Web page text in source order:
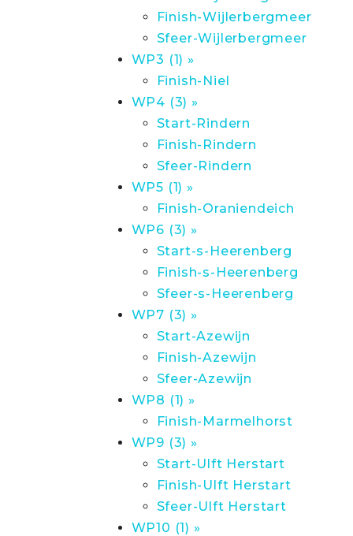
Finish-Wijlerbergmeer
Sfeer-Wijlerbergmeer
WP3 (1) »
Finish-Niel
WP4 (3) »
Start-Rindern
Finish-Rindern
Sfeer-Rindern
WP5 (1) »
Finish-Oraniendeich
WP6 (3) »
Start-s-Heerenberg
Finish-s-Heerenberg
Sfeer-s-Heerenberg
WP7 (3) »
Start-Azewijn
Finish-Azewijn
Sfeer-Azewijn
WP8 (1) »
Finish-Marmelhorst
WP9 (3) »
Start-Ulft Herstart
Finish-Ulft Herstart
Sfeer-Ulft Herstart
WP10 (1) »